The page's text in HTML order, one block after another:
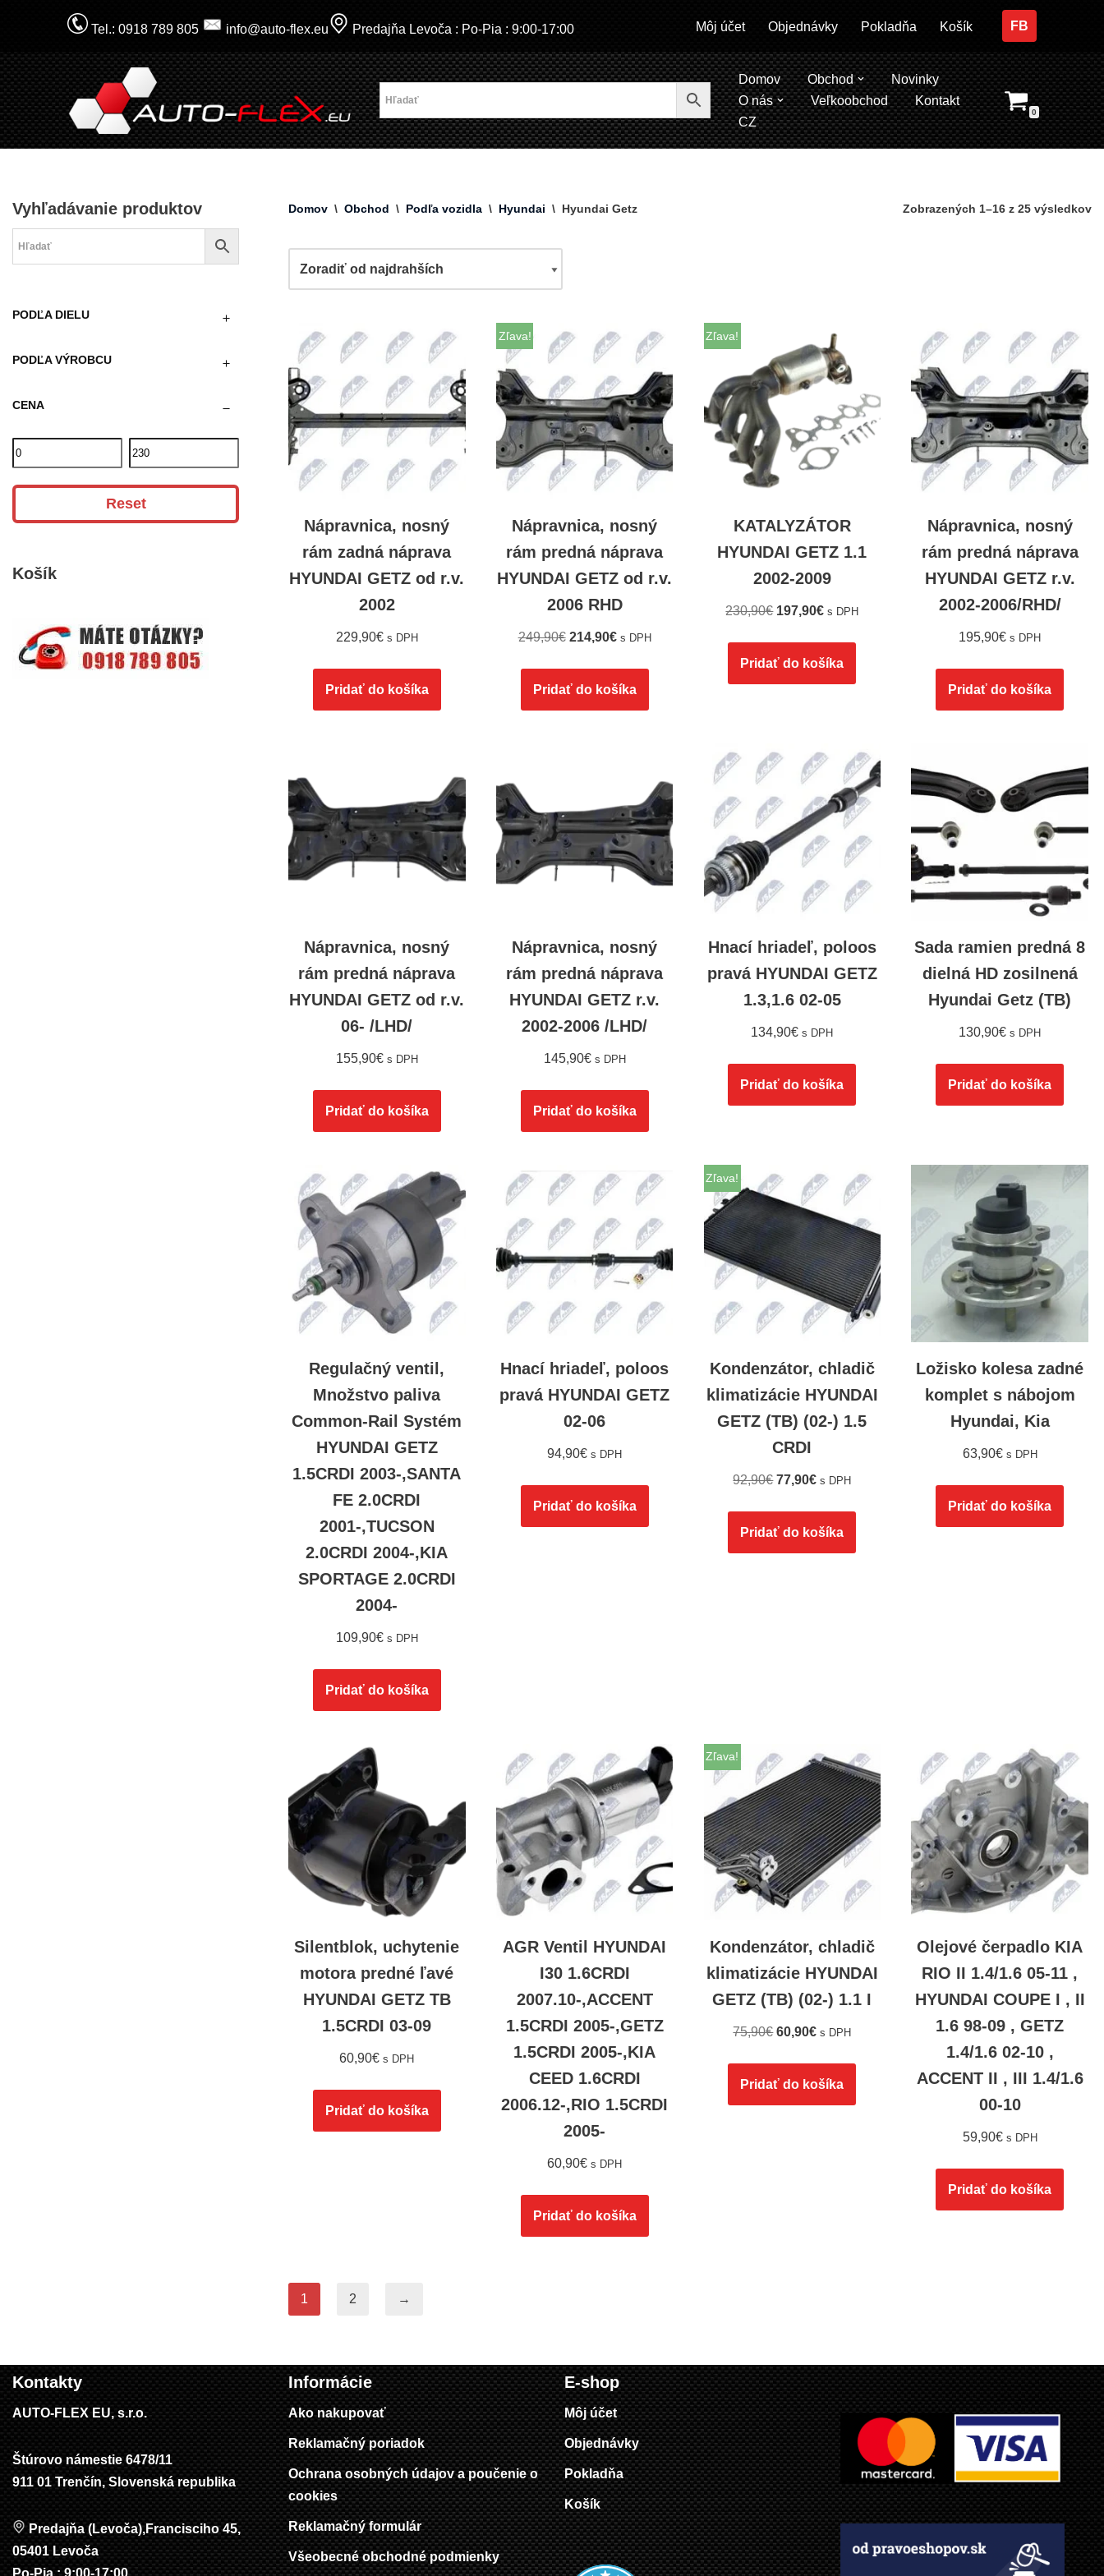
na
obsah
Tel.: 0918 789 805 info@auto-flex.eu Predajňa Levoča : Po-Pia : 9:00-17:00 Môj účet Objednávky Pokladňa Košík FB
Domov Obchod
Novinky
O nás
Veľkoobchod
Kontakt
CZ
0
Vyhľadávanie produktov
PODĽA DIELU
PODĽA VÝROBCU
CENA
Reset
Košík
Domov \ Obchod \ Podľa vozidla \ Hyundai \ Hyundai Getz Zobrazených 1–16 z 25 výsledkov
Nápravnica, nosný
rám zadná náprava
HYUNDAI GETZ od r.v.
2002
229,90€ s DPH
Pridať do košíka
Zľava!
Nápravnica, nosný
rám predná náprava
HYUNDAI GETZ od r.v.
2006 RHD
249,90€ 214,90€ s DPH
Pridať do košíka
Zľava!
KATALYZÁTOR
HYUNDAI GETZ 1.1
2002-2009
230,90€ 197,90€ s DPH
Pridať do košíka
Nápravnica, nosný
rám predná náprava
HYUNDAI GETZ r.v.
2002-2006/RHD/
195,90€ s DPH
Pridať do košíka
Nápravnica, nosný
rám predná náprava
HYUNDAI GETZ od r.v.
06- /LHD/
155,90€ s DPH
Pridať do košíka
Nápravnica, nosný
rám predná náprava
HYUNDAI GETZ r.v.
2002-2006 /LHD/
145,90€ s DPH
Pridať do košíka
Hnací hriadeľ, poloos
pravá HYUNDAI GETZ
1.3,1.6 02-05
134,90€ s DPH
Pridať do košíka
Sada ramien predná 8
dielná HD zosilnená
Hyundai Getz (TB)
130,90€ s DPH
Pridať do košíka
Regulačný ventil,
Množstvo paliva
Common-Rail Systém
HYUNDAI GETZ
1.5CRDI 2003-,SANTA
FE 2.0CRDI
2001-,TUCSON
2.0CRDI 2004-,KIA
SPORTAGE 2.0CRDI
2004-
109,90€ s DPH
Pridať do košíka
Hnací hriadeľ, poloos
pravá HYUNDAI GETZ
02-06
94,90€ s DPH
Pridať do košíka
Zľava!
Kondenzátor, chladič
klimatizácie HYUNDAI
GETZ (TB) (02-) 1.5
CRDI
92,90€ 77,90€ s DPH
Pridať do košíka
Ložisko kolesa zadné
komplet s nábojom
Hyundai, Kia
63,90€ s DPH
Pridať do košíka
Silentblok, uchytenie
motora predné ľavé
HYUNDAI GETZ TB
1.5CRDI 03-09
60,90€ s DPH
Pridať do košíka
AGR Ventil HYUNDAI
I30 1.6CRDI
2007.10-,ACCENT
1.5CRDI 2005-,GETZ
1.5CRDI 2005-,KIA
CEED 1.6CRDI
2006.12-,RIO 1.5CRDI
2005-
60,90€ s DPH
Pridať do košíka
Zľava!
Kondenzátor, chladič
klimatizácie HYUNDAI
GETZ (TB) (02-) 1.1 I
75,90€ 60,90€ s DPH
Pridať do košíka
Olejové čerpadlo KIA
RIO II 1.4/1.6 05-11 ,
HYUNDAI COUPE I , II
1.6 98-09 , GETZ
1.4/1.6 02-10 ,
ACCENT II , III 1.4/1.6
00-10
59,90€ s DPH
Pridať do košíka
1 2 →
Kontakty
AUTO-FLEX EU, s.r.o.
Štúrovo námestie 6478/11
911 01 Trenčín, Slovenská republika
Predajňa (Levoča),Francisciho 45,
05401 Levoča
Informácie
Ako nakupovať
Reklamačný poriadok
Ochrana osobných údajov a poučenie o
cookies
Reklamačný formulár
Všeobecné obchodné podmienky
E-shop
Môj účet
Objednávky
Pokladňa
Košík